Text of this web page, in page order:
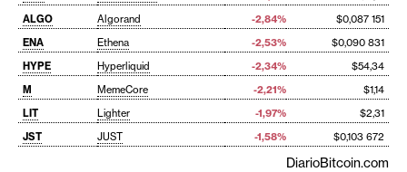
ALGO
Algorand -2,84%
$0,087 151
ENA
Ethena -2,53%
$0,090 831
HYPE
Hyperliquid -2,34%
$54,34
M
MemeCore -2,21%
$1,14
LIT
Lighter -1,97%
$2,31
JST
JUST -1,58% $0,103 672
DiarioBitcoin.com